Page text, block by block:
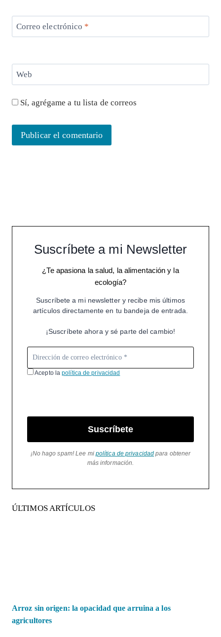
Correo electrónico *
Web
Sí, agrégame a tu lista de correos
Suscríbete a mi Newsletter
¿Te apasiona la salud, la alimentación y la
ecología?
Suscríbete a mi newsletter y recibe mis últimos
artículos directamente en tu bandeja de entrada.
¡Suscríbete ahora y sé parte del cambio!
Acepto lapolítica de privacidad
Suscríbete
¡No hago spam! Lee mi política de privacidad para obtener
más información.
ÚLTIMOS ARTÍCULOS
Arroz sin origen: la opacidad que arruina a los
agricultores